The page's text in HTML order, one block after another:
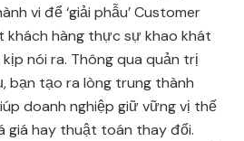
vi để ‘giải phẫu’ Customer
khách hàng thực sự khao khát
nói ra. Thông qua quản trị
bạn tạo ra lòng trung thành
doanh nghiệp giữ vững vị thế
giá hay thuật toán thay đổi.